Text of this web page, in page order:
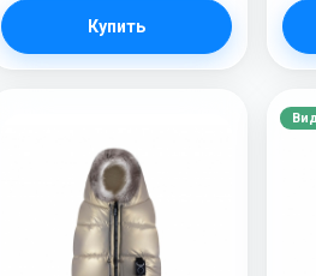
Купить